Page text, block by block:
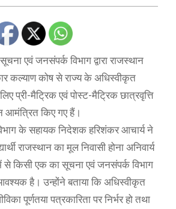
एवं जनसंपर्क विभाग द्वारा राजस्थान
कल्याण कोष से राज्य के अधिस्वीकृत
प्री-मैट्रिक एवं पोस्ट-मैट्रिक छात्रवृत्ति
आमंत्रित किए गए हैं।
के सहायक निदेशक हरिशंकर आचार्य ने
राजस्थान का मूल निवासी होना अनिवार्य
में से किसी एक का सूचना एवं जनसंपर्क विभाग
है। उन्होंने बताया कि अधिस्वीकृत
पूर्णतया पत्रकारिता पर निर्भर हो तथा